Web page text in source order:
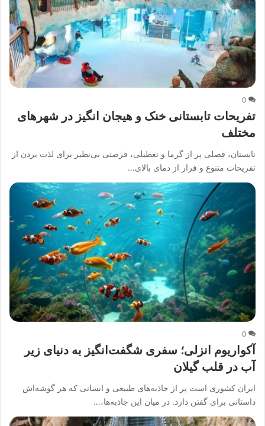
0
تفریحات تابستانی خنک و هیجان انگیز در شهرهای
مختلف
تابستان، فصلی پر از گرما و تعطیلی، فرصتی بی‌نظیر برای لذت بردن از
تفریحات متنوع و فرار از دمای بالای…
0
آکواریوم انزلی؛ سفری شگفت‌انگیز به دنیای زیر
آب در قلب گیلان
ایران کشوری است پر از جاذبه‌های طبیعی و انسانی که هر گوشه‌اش
داستانی برای گفتن دارد. در میان این جاذبه‌ها،…